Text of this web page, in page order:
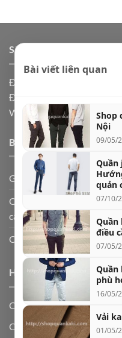
SHOP ĐỒ NAM ONLINE
Địa chỉ: Hà Nội, Ship code
Điện thoại:
Website: Shopdonam.com
BÀI VIẾT MỚI
Giày lười nam da bò –
Quần jogger nam và 5
cảnh
Cách chọn quần jeans nam
HƯỚNG DẪN CHỌN
Cách chọn size quần áo nam
Cách chọn size quần áo
Bài viết liên quan
Shop
Nội
09/05/
Quần
quản
07/10/
Quần
điều
07/05/
Quần
phù
16/05/
Vải
01/05/